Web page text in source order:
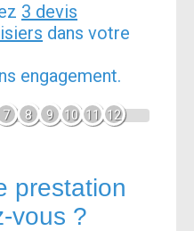
3 devis
dans votre
engagement.
7 8 9 10 11 12
prestation
vous ?